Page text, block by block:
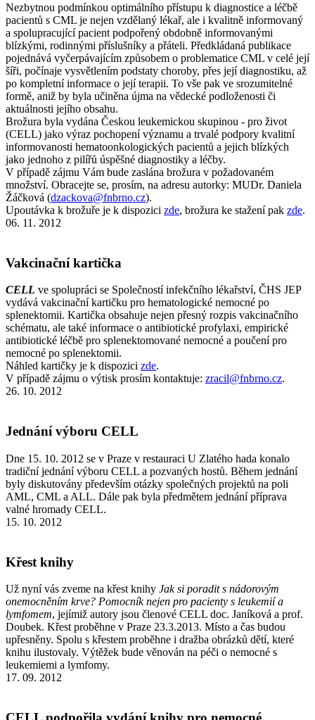
Nezbytnou podmínkou optimálního přístupu k diagnostice a léčbě
pacientů s CML je nejen vzdělaný lékař, ale i kvalitně informovaný
a spolupracující pacient podpořený obdobně informovanými
blízkými, rodinnými příslušníky a přáteli. Předkládaná publikace
pojednává vyčerpávajícím způsobem o problematice CML v celé její
šíři, počínaje vysvětlením podstaty choroby, přes její diagnostiku, až
po kompletní informace o její terapii. To vše pak ve srozumitelné
formě, aniž by byla učiněna újma na vědecké podloženosti či
aktuálnosti jejího obsahu.
Brožura byla vydána Českou leukemickou skupinou - pro život
(CELL) jako výraz pochopení významu a trvalé podpory kvalitní
informovanosti hematoonkologických pacientů a jejich blízkých
jako jednoho z pilířů úspěšné diagnostiky a léčby.
V případě zájmu Vám bude zaslána brožura v požadovaném
množství. Obracejte se, prosím, na adresu autorky: MUDr. Daniela
Žáčková (dzackova@fnbrno.cz).
Upoutávka k brožuře je k dispozici zde, brožura ke stažení pak zde.
06. 11. 2012
Vakcinační kartička
CELL ve spolupráci se Společností infekčního lékařství, ČHS JEP
vydává vakcinační kartičku pro hematologické nemocné po
splenektomii. Kartička obsahuje nejen přesný rozpis vakcinačního
schématu, ale také informace o antibiotické profylaxi, empirické
antibiotické léčbě pro splenektomované nemocné a poučení pro
nemocné po splenektomii.
Náhled kartičky je k dispozici zde.
V případě zájmu o výtisk prosím kontaktuje: zracil@fnbrno.cz.
26. 10. 2012
Jednání výboru CELL
Dne 15. 10. 2012 se v Praze v restauraci U Zlatého hada konalo
tradiční jednání výboru CELL a pozvaných hostů. Během jednání
byly diskutovány především otázky společných projektů na poli
AML, CML a ALL. Dále pak byla předmětem jednání příprava
valné hromady CELL.
15. 10. 2012
Křest knihy
Už nyní vás zveme na křest knihy Jak si poradit s nádorovým
onemocněním krve? Pomocník nejen pro pacienty s leukemií a
lymfomem, jejímiž autory jsou členové CELL doc. Janíková a prof.
Doubek. Křest proběhne v Praze 23.3.2013. Místo a čas budou
upřesněny. Spolu s křestem proběhne i dražba obrázků dětí, které
knihu ilustovaly. Výtěžek bude věnován na péči o nemocné s
leukemiemi a lymfomy.
17. 09. 2012